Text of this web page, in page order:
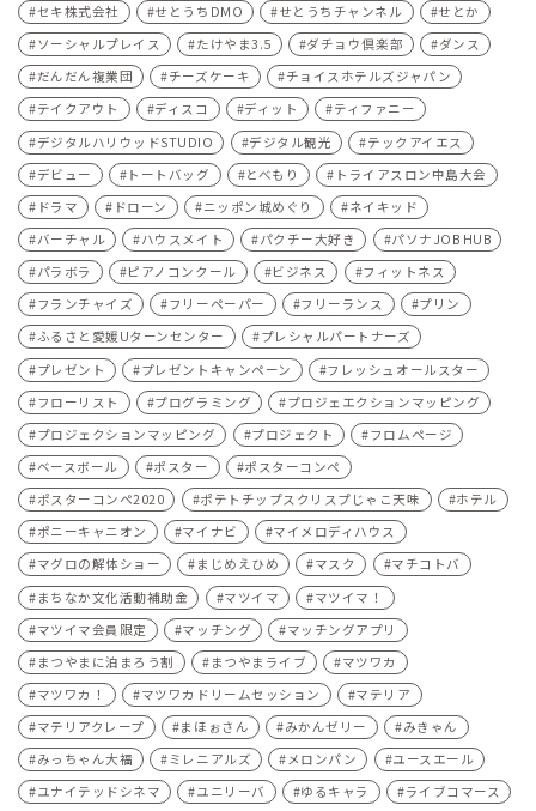
セキ株式会社 せとうちDMO せとうちチャンネル
せとか
ソーシャルプレイス
たけやま3.5 ダチョウ倶楽部
ダンス
だんだん複業団
チーズケーキ
チョイスホテルズジャパン
テイクアウト
ディスコ ディット
ティファニー
デジタルハリウッドSTUDIO
デジタル観光
テックアイエス
デビュー
トートバッグ とべもり
トライアスロン中島大会
ドラマ
ドローン ニッポン城めぐり
ネイキッド
バーチャル
ハウスメイト パクチー大好き
パソナJOB HUB
パラボラ
ピアノコンクール ビジネス
フィットネス
フランチャイズ
フリーペーパー フリーランス
プリン
ふるさと愛媛Uターンセンター
プレシャルパートナーズ
プレゼント
プレゼントキャンペーン
フレッシュオールスター
フローリスト
プログラミング
プロジェエクションマッピング
プロジェクションマッピング
プロジェクト
フロムページ
ベースボール
ポスター
ポスターコンペ
ポスターコンペ2020
ポテトチップスクリスプじゃこ天味
ホテル
ポニーキャニオン
マイナビ
マイメロディハウス
マグロの解体ショー
まじめえひめ マスク
マチコトバ
まちなか文化活動補助金
マツイマ
マツイマ！
マツイマ会員限定
マッチング
マッチングアプリ
まつやまに泊まろう割
まつやまライブ
マツワカ
マツワカ！
マツワカドリームセッション
マテリア
マテリアクレープ
まほぉさん みかんゼリー
みきゃん
みっちゃん大福
ミレニアルズ メロンパン
ユースエール
ユナイテッドシネマ
ユニリーバ ゆるキャラ
ライブコマース